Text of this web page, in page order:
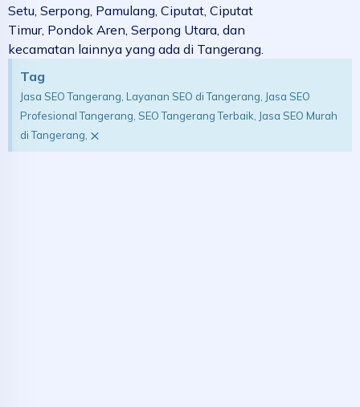
Setu, Serpong, Pamulang, Ciputat, Ciputat
Timur, Pondok Aren, Serpong Utara, dan
kecamatan lainnya yang ada di Tangerang.
Tag
Jasa SEO Tangerang, Layanan SEO di Tangerang, Jasa SEO
Profesional Tangerang, SEO Tangerang Terbaik, Jasa SEO Murah
di Tangerang, ×